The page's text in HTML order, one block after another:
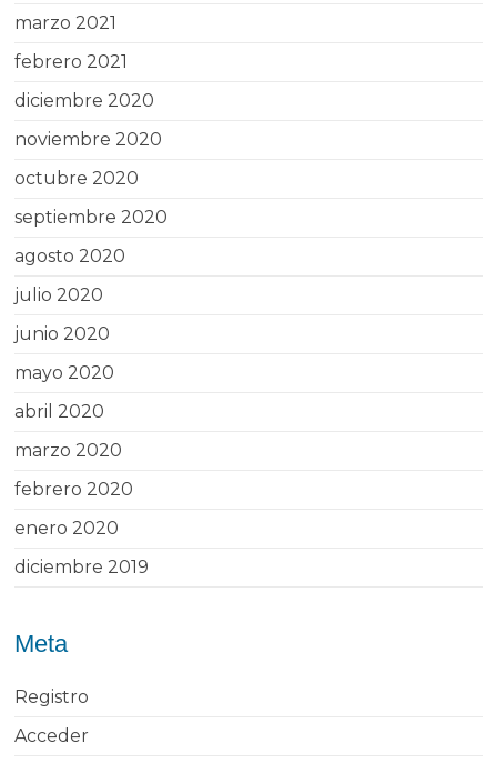
marzo 2021
febrero 2021
diciembre 2020
noviembre 2020
octubre 2020
septiembre 2020
agosto 2020
julio 2020
junio 2020
mayo 2020
abril 2020
marzo 2020
febrero 2020
enero 2020
diciembre 2019
Meta
Registro
Acceder